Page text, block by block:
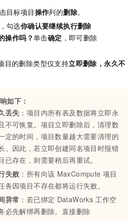
目标项目操作列的删除。
勾选你确认要继续执行删除
操作吗？单击确定 ，即可删除
目的删除类型仅支持立即删除，永久不
如下：
丢失 ：项目内所有表及数据将立即永
不可恢复。项目立即删除后，清理数
定的时间，项目数量越大需要清理的
。因此，若立即创建同名项目时报错
已存在，则需要稍后再重试。
失败 ：所有向该 MaxCompute 项目
务因项目不存在都将运行失败。
异常 ：若已绑定 DataWorks 工作空
必先解绑再删除。直接删除